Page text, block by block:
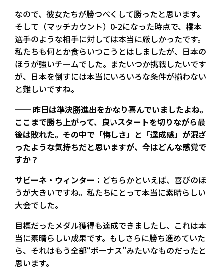
なので、彼女たちが勝つべくして勝ったと思います。
そして（マッチカウント）0-2になった時点で、橋本
選手のような相手に対しては本当に厳しかったです。
私たちも何とか食らいつこうとはしましたが、日本の
ほうが強いチームでした。またいつか挑戦したいです
が、日本を倒すには本当にいろいろな条件が揃わない
と難しいですね。
── 昨日は準決勝進出をかなり喜んでいましたよね。
ここまで勝ち上がって、良いスタートを切りながら最
後は敗れた。その中で「悔しさ」と「達成感」が混ざ
ったような気持ちだと思いますが、今はどんな感覚で
すか？
サビーネ・ウィンター： どちらかといえば、喜びのほ
うが大きいですね。私たちにとって本当に素晴らしい
大会でした。
目標だったメダル獲得も達成できましたし、これは本
当に素晴らしい成果です。もしさらに勝ち進めていた
ら、それはもう全部“ボーナス”みたいなものだったと
思います。